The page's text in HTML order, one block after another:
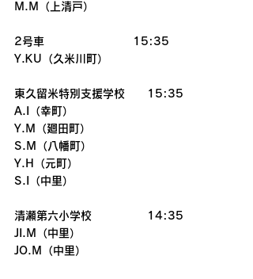
M.M（上清戸）
2号車　　　　　　　　15:35
Y.KU（久米川町）
東久留米特別支援学校　　15:35
A.I（幸町）
Y.M（廻田町）
S.M（八幡町）
Y.H（元町）
S.I（中里）
清瀬第六小学校　　　　　14:35
JI.M（中里）
JO.M（中里）